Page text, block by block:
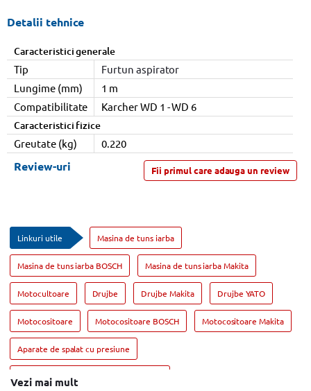
Detalii tehnice
Caracteristici generale
Tip
Furtun aspirator
Lungime (mm)
1 m
Compatibilitate
Karcher WD 1 - WD 6
Caracteristici fizice
Greutate (kg)
0.220
Fii primul care adauga un review
Review-uri
Linkuri utile Masina de tuns iarba
Masina de tuns iarba BOSCH Masina de tuns iarba Makita
Motocultoare Drujbe Drujbe Makita Drujbe YATO
Motocositoare Motocositoare BOSCH Motocositoare Makita
Aparate de spalat cu presiune
Aparate de spalat cu presiune Karcher
Vezi mai mult